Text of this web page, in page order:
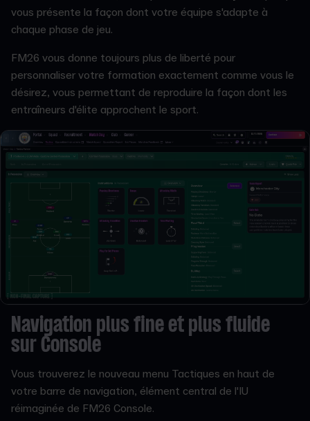
vous présente la façon dont votre équipe s'adapte à
chaque phase de jeu.
FM26 vous donne toujours plus de liberté pour
personnaliser votre formation exactement comme vous le
désirez, vous permettant de reproduire la façon dont les
entraîneurs d'élite approchent le sport.
Navigation plus fine et plus fluide
sur Console
Vous trouverez le nouveau menu Tactiques en haut de
votre barre de navigation, élément central de l'IU
réimaginée de FM26 Console.